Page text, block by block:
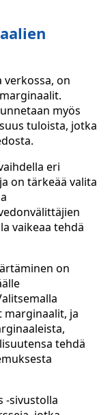
verkossa, on
myös
tuloista, jotka
eri
on tärkeää valita
vaikeaa tehdä
on
marginaalit, ja
tehdä
-sivustolla